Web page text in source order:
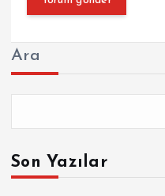
Ara
Son Yazılar